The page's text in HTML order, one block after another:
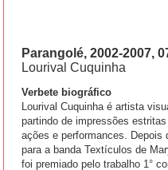
Parangolé, 2002-2007,
Lourival Cuquinha
Verbete biográfico
Lourival Cuquinha é artista
partindo de impressões
ações e performances. Depois
para a banda Textículos de
foi premiado pelo trabalho 1°